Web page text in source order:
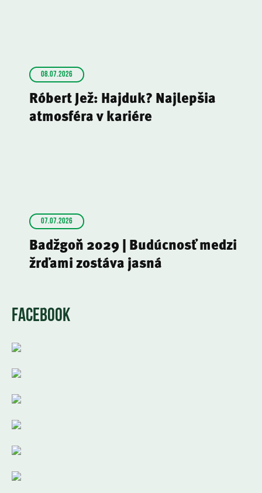
08.07.2026
Róbert Jež: Hajduk? Najlepšia
atmosféra v kariére
07.07.2026
Badžgoň 2029 | Budúcnosť medzi
žrďami zostáva jasná
FACEBOOK